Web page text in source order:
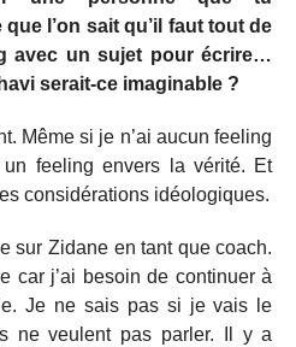
l’on sait qu’il faut tout de
avec un sujet pour écrire…
serait-ce imaginable ?
Même si je n’ai aucun feeling
feeling envers la vérité. Et
considérations idéologiques.
sur Zidane en tant que coach.
car j’ai besoin de continuer à
Je ne sais pas si je vais le
ne veulent pas parler. Il y a